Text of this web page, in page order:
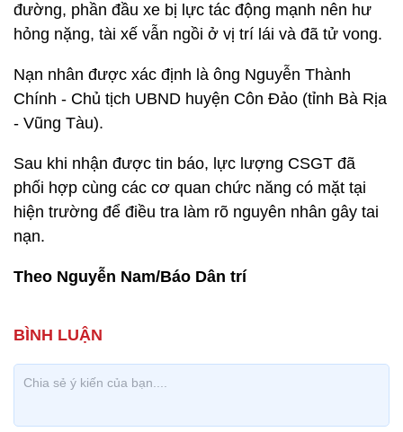
đường, phần đầu xe bị lực tác động mạnh nên hư
hỏng nặng, tài xế vẫn ngồi ở vị trí lái và đã tử vong.
Nạn nhân được xác định là ông Nguyễn Thành
Chính - Chủ tịch UBND huyện Côn Đảo (tỉnh Bà Rịa
- Vũng Tàu).
Sau khi nhận được tin báo, lực lượng CSGT đã
phối hợp cùng các cơ quan chức năng có mặt tại
hiện trường để điều tra làm rõ nguyên nhân gây tai
nạn.
Theo Nguyễn Nam/Báo Dân trí